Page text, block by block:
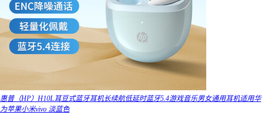
惠普（HP）H10L耳豆式蓝牙耳机长续航低延时蓝牙5.4游戏音乐男女通用耳机适用华
为苹果小米vivo 淡蓝色